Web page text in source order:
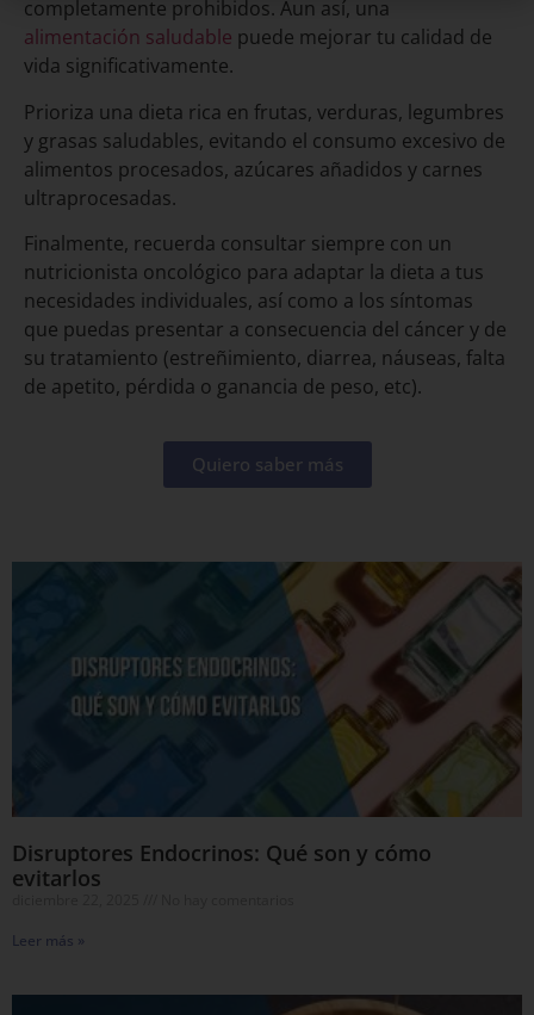
completamente prohibidos. Aun así, una
alimentación saludable puede mejorar tu calidad de
vida significativamente.
Prioriza una dieta rica en frutas, verduras, legumbres
y grasas saludables, evitando el consumo excesivo de
alimentos procesados, azúcares añadidos y carnes
ultraprocesadas.
Finalmente, recuerda consultar siempre con un
nutricionista oncológico para adaptar la dieta a tus
necesidades individuales, así como a los síntomas
que puedas presentar a consecuencia del cáncer y de
su tratamiento (estreñimiento, diarrea, náuseas, falta
de apetito, pérdida o ganancia de peso, etc).
Quiero saber más
Disruptores Endocrinos: Qué son y cómo
evitarlos
Leer más »